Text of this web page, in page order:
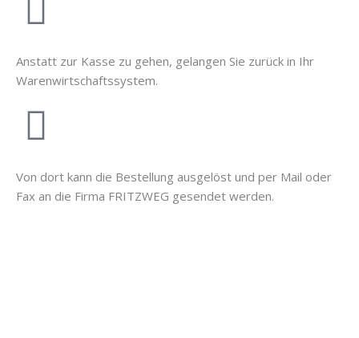
Anstatt zur Kasse zu gehen, gelangen Sie zurück in Ihr
Warenwirtschaftssystem.
Von dort kann die Bestellung ausgelöst und per Mail oder
Fax an die Firma FRITZWEG gesendet werden.